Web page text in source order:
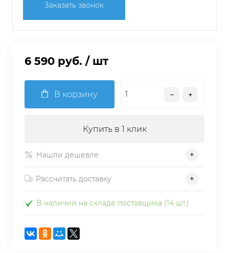
Заказать звонок
6 590 руб. / шт
В корзину
Купить в 1 клик
Нашли дешевле
Рассчитать доставку
В наличии на складе поставщика (14 шт.)